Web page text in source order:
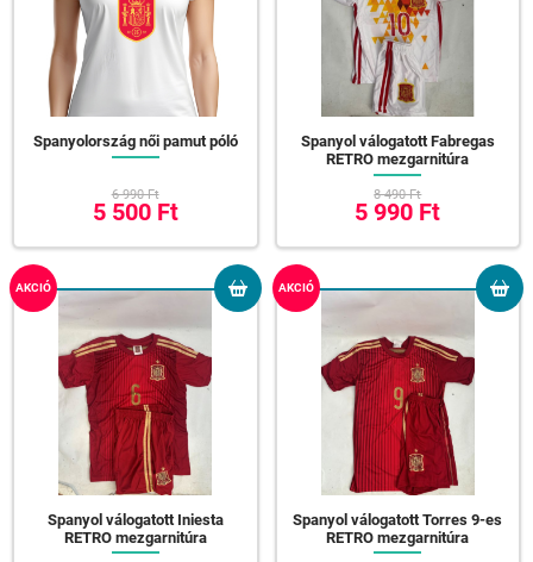
Spanyolország női pamut póló
6 990 Ft
5 500 Ft
Spanyol válogatott Fabregas
RETRO mezgarnitúra
8 490 Ft
5 990 Ft
AKCIÓ
Spanyol válogatott Iniesta
RETRO mezgarnitúra
AKCIÓ
Spanyol válogatott Torres 9-es
RETRO mezgarnitúra